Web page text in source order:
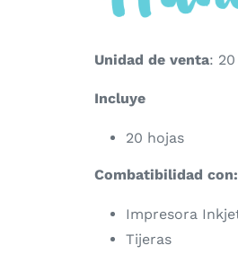
Unidad de venta:
Incluye
20 hojas
Combatibilidad con:
Impresora
Tijeras